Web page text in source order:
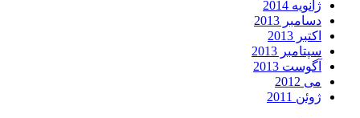
ژانویه 2014
دسامبر 2013
اکتبر 2013
سپتامبر 2013
آگوست 2013
می 2012
ژوئن 2011